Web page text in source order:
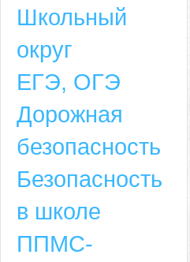
Школьный
округ
ЕГЭ, ОГЭ
Дорожная
безопасность
Безопасность
в школе
ППМС-